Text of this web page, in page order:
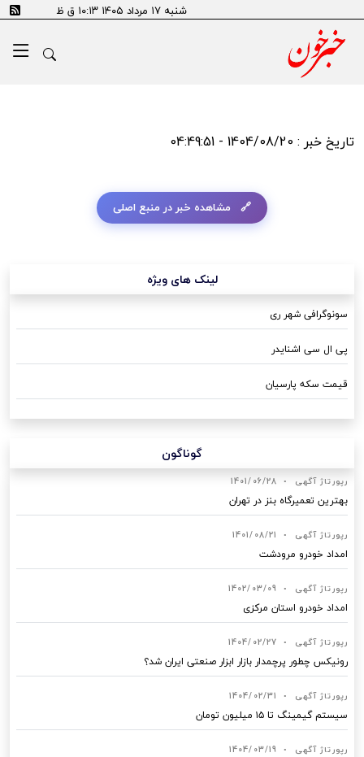
شنبه ۱۷ مرداد ۱۴۰۵ ۱۰:۱۳ ق ظ
تاریخ خبر : 1404/08/20 - 04:49:51
مشاهده خبر در منبع اصلی
لینک های ویژه
سونوگرافی شهر ری
پی ال سی اشنایدر
قیمت سکه پارسیان
گوناگون
رپورتاژ آگهی •
1401/06/28
بهترین تعمیرگاه بنز در تهران
رپورتاژ آگهی •
1401/08/21
امداد خودرو مرودشت
رپورتاژ آگهی •
1402/03/09
امداد خودرو استان مرکزی
رپورتاژ آگهی •
1404/02/27
رونیکس چطور پرچمدار بازار ابزار صنعتی ایران شد؟
رپورتاژ آگهی •
1404/02/31
سیستم گیمینگ تا ۱۵ میلیون تومان
رپورتاژ آگهی •
1404/03/19